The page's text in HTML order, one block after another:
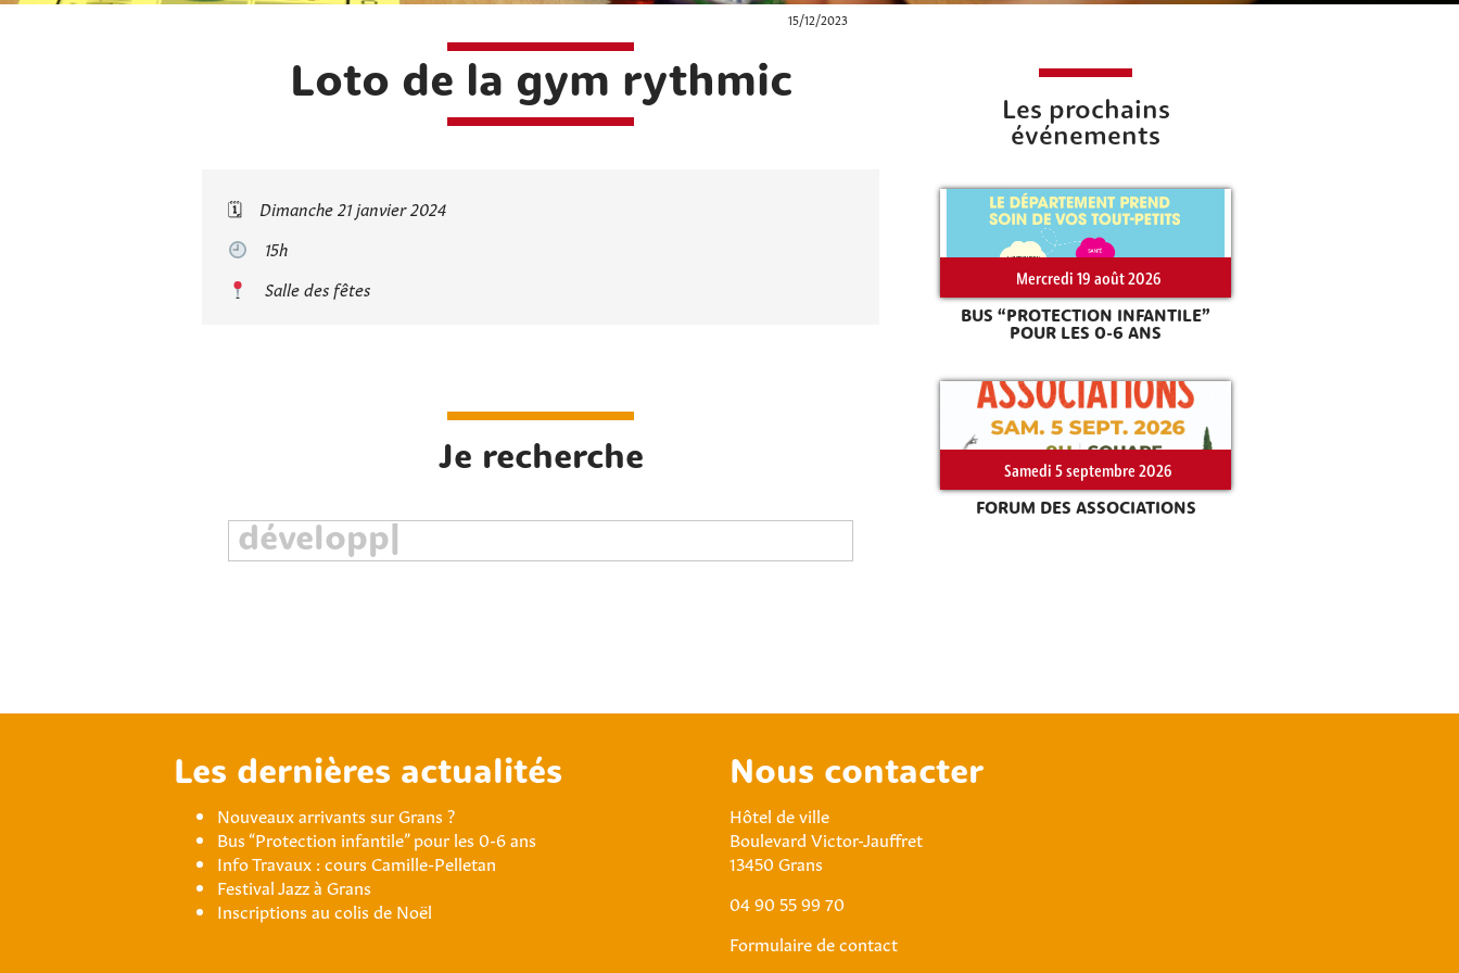
15/12/2023
Loto de la gym rythmic
🗓
Dimanche 21 janvier 2024
15h
Salle des fêtes
Je recherche
Les prochains
événements
Mercredi 19 août 2026
BUS “PROTECTION INFANTILE”
POUR LES 0-6 ANS
Samedi 5 septembre 2026
FORUM DES ASSOCIATIONS
Les dernières actualités
Nouveaux arrivants sur Grans ?
Bus “Protection infantile” pour les 0-6 ans
Info Travaux : cours Camille-Pelletan
Festival Jazz à Grans
Inscriptions au colis de Noël
Nous contacter
Hôtel de ville
Boulevard Victor-Jauffret
13450 Grans
04 90 55 99 70
Formulaire de contact